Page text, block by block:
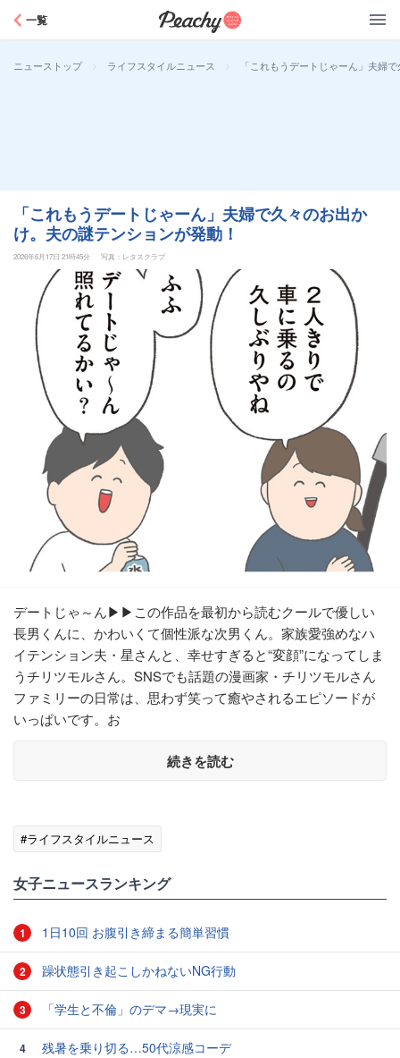
一覧
ニューストップ > ライフスタイルニュース > 「これもうデートじゃーん」夫婦
「これもうデートじゃーん」夫婦で久々のお出か
け。夫の謎テンションが発動！
2026年6月17日 21時45分 写真：レタスクラブ
デートじゃ～ん▶▶この作品を最初から読むクールで優しい
長男くんに、かわいくて個性派な次男くん。家族愛強めなハ
イテンション夫・星さんと、幸せすぎると“変顔”になってしま
うチリツモルさん。SNSでも話題の漫画家・チリツモルさん
ファミリーの日常は、思わず笑って癒やされるエピソードが
いっぱいです。お
続きを読む
#ライフスタイルニュース
女子ニュースランキング
1 1日10回 お腹引き締まる簡単習慣
2 躁状態引き起こしかねないNG行動
3 「学生と不倫」のデマ→現実に
4 残暑を乗り切る…50代涼感コーデ